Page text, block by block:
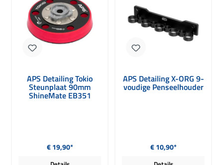
APS Detailing Tokio
Steunplaat 90mm
ShineMate EB351
Normale prijs:
€ 19,90*
APS Detailing X-ORG 9-
voudige Penseelhouder
Normale prijs:
€ 10,90*